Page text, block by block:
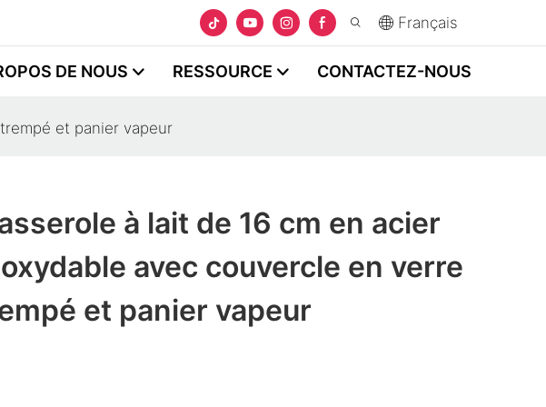
Français
DE NOUS RESSOURCE CONTACTEZ-NOUS
et panier vapeur
à lait de 16 cm en acier
avec couvercle en verre
et panier vapeur